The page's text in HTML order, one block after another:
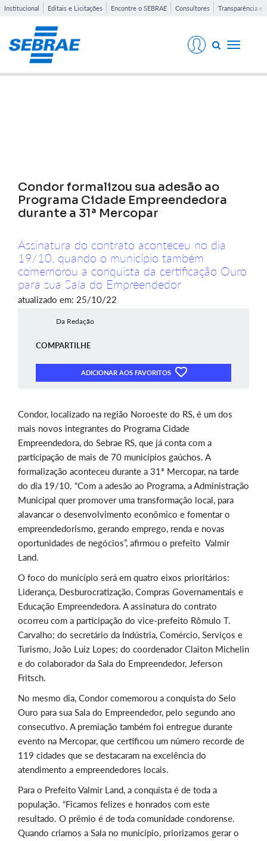
Institucional Editais e Licitações Encontre o SEBRAE Consultores Transparência e
Toggle
Condor formalizou sua adesão ao
Programa Cidade Empreendedora
durante a 31ª Mercopar
Assinatura do contrato aconteceu no dia
19/10, quando o município também
comemorou a conquista da certificação Ouro
para sua Sala do Empreendedor
atualizado em: 25/10/22
Da Redação
COMPARTILHE
ADICIONAR AOS FAVORITOS
Condor, localizado na região Noroeste do RS, é um dos
mais novos integrantes do Programa Cidade
Empreendedora, do Sebrae RS, que já conta com a
participação de mais de 70 municípios gaúchos. A
formalização aconteceu durante a 31ª Mercopar, na tarde
do dia 19/10. “Com a adesão ao Programa, a Administração
Municipal quer promover uma transformação local, para
alavancar o desenvolvimento econômico e fomentar o
empreendedorismo, gerando emprego, renda e novas
oportunidades de negócios”, afirmou o prefeito Valmir
Land.
O foco do município será em quatro eixos prioritários:
Liderança, Desburocratização, Compras Governamentais e
Educação Empreendedora. A assinatura do contrato
ocorreu com a participação do vice-prefeito Rômulo T.
Carvalho; do secretário da Indústria, Comércio, Serviços e
Turismo, João Luiz Lopes; do coordenador Claiton Michelin
e do colaborador da Sala do Empreendedor, Jeferson
Fritsch.
No mesmo dia, Condor comemorou a conquista do Selo
Ouro para sua Sala do Empreendedor, pelo segundo ano
consecutivo. A premiação também foi entregue durante
evento na Mercopar, que certificou um número recorde de
119 cidades que se destacaram na excelência do
atendimento a empreendedores locais.
Para o Prefeito Valmir Land, a conquista é de toda a
população. “Ficamos felizes e honrados com este
resultado. O prêmio é de toda comunidade condorense.
Quando criamos a Sala no município, priorizamos gerar o